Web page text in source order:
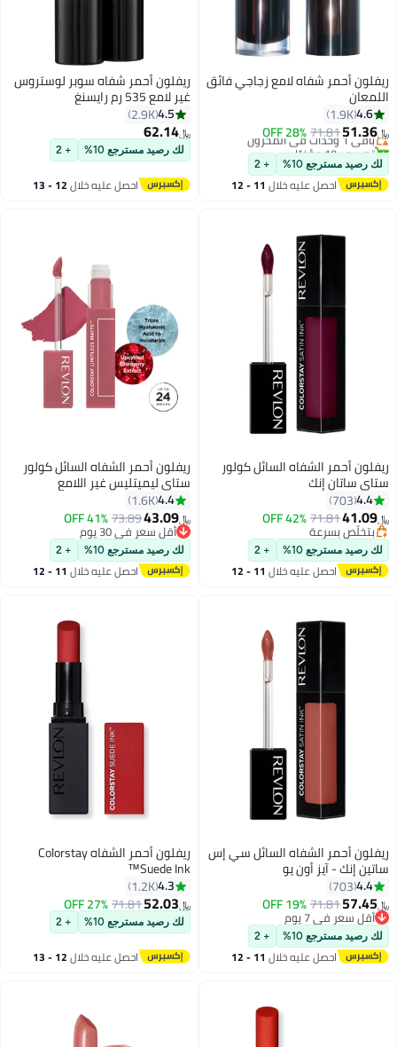
10
ريفلون أحمر شفاه لامع زجاجي فائق
اللمعان
4.6
1.9K
﷼‏51.36
71.81
28% OFF باقي 1 وحدات في المخزون
تم بيع +10 مؤخرًا
باقي 1 وحدات في المخزون
لك رصيد مسترجع 10% + 2
احصل عليه خلال 11 - 12
19
ريفلون أحمر شفاه سوبر لوستروس
غير لامع 535 رم رايسنغ
4.5
2.9K
﷼‏62.14
لك رصيد مسترجع 10% + 2
احصل عليه خلال 12 - 13
13
ريفلون أحمر الشفاه السائل كولور
ستاي ساتان إنك
4.4
703
﷼‏41.09
71.81
42% OFF
بتخلّص بسرعة
بتخلّص بسرعة
لك رصيد مسترجع 10% + 2
احصل عليه خلال 11 - 12
16
ريفلون أحمر الشفاه السائل كولور
ستاي ليميتليس غير اللامع
4.4
1.6K
﷼‏43.09
73.89
41% OFF
أقل سعر في 30 يوم
أقل سعر في 30 يوم
لك رصيد مسترجع 10% + 2
احصل عليه خلال 11 - 12
13
ريفلون أحمر الشفاه السائل سي إس
ساتين إنك - آيز أون يو
4.4
703
﷼‏57.45
71.81
19% OFF
أقل سعر في 7 يوم
أقل سعر في 7 يوم
لك رصيد مسترجع 10% + 2
احصل عليه خلال 11 - 12
7
ريفلون أحمر الشفاه Colorstay
Suede Ink™
4.3
1.2K
﷼‏52.03
71.81
27% OFF
لك رصيد مسترجع 10% + 2
احصل عليه خلال 12 - 13